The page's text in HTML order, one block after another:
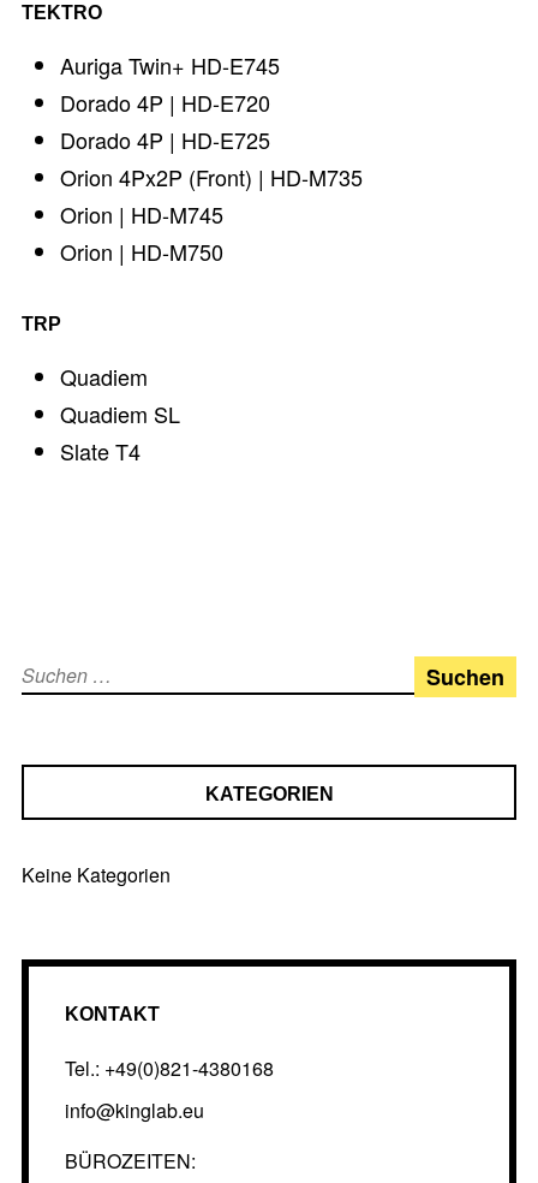
TEKTRO
Auriga Twin+ HD-E745
Dorado 4P | HD-E720
Dorado 4P | HD-E725
Orion 4Px2P (Front) | HD-M735
Orion | HD-M745
Orion | HD-M750
TRP
Quadiem
Quadiem SL
Slate T4
Suchen
KATEGORIEN
Keine Kategorien
KONTAKT
Tel.: +49(0)821-4380168
info@kinglab.eu
BÜROZEITEN: